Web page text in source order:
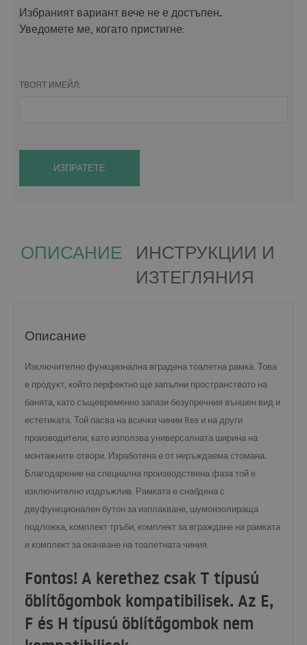
Избраният вариант вече не е достъпен.
Уведомете ме, когато пристигне:
ТВОЯТ ИМЕЙЛ:
ИЗПРАТЕТЕ
ОПИСАНИЕ
ИНСТРУКЦИИ И
ИЗТЕГЛЯНИЯ
Описание
Изключително функционална вградена тоалетна рамка. Това
е продукт, който перфектно ще запълни пространството на
банята, като същевременно запази безупречния външен вид и
естетиката. Той пасва на всички чинии Rea и на други
производители, като използва универсалната ширина на
монтажните отвори. Изработена е от неръждаема стомана.
Благодарение на специална производствена фаза той е
изключително издръжлив. Рамката е снабдена с
двуфункционален бутон за изплакване, шумоизолираща
подложка, комплект тръби, комплект за вграждане на рамката
и комплект за окачване на тоалетната чиния.
Fontos! A kerethez csak T típusú
öblítőgombok kompatibilisek. Az E,
F és H típusú öblítőgombok nem